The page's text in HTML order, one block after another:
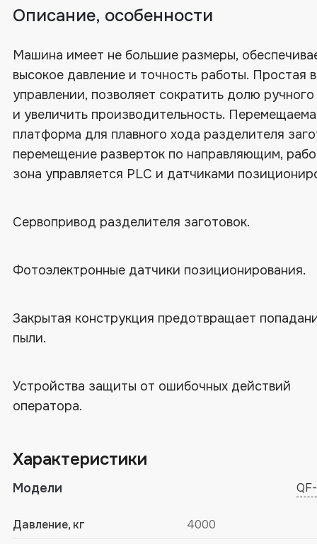
Описание, особенности
Машина имеет не большие размеры,
высокое давление и точность работы. Простая в
управлении, позволяет сократить долю
и увеличить производительность.
платформа для плавного хода разделителя
перемещение разверток по направляющим,
зона управляется PLC и датчиками
Сервопривод разделителя заготовок.
Фотоэлектронные датчики позиционирования.
Закрытая конструкция предотвращает
пыли.
Устройства защиты от ошибочных действий
оператора.
Характеристики
Модели
Давление, кг
4000